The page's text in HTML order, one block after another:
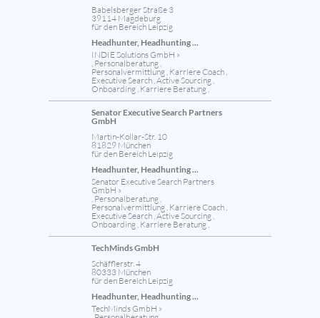
Babelsberger Straße 3
39114 Magdeburg
für den Bereich Leipzig
Headhunter, Headhunting ...
INDIE Solutions GmbH »
, Personalberatung ,
Personalvermittlung , Karriere Coach ,
Executive Search , Active Sourcing ,
Onboarding , Karriere Beratung ,
Senator Executive Search Partners
GmbH
Martin-Kollar-Str. 10
81829 München
für den Bereich Leipzig
Headhunter, Headhunting ...
Senator Executive Search Partners
GmbH »
, Personalberatung ,
Personalvermittlung , Karriere Coach ,
Executive Search , Active Sourcing ,
Onboarding , Karriere Beratung ,
TechMinds GmbH
Schäfflerstr. 4
80333 München
für den Bereich Leipzig
Headhunter, Headhunting ...
TechMinds GmbH »